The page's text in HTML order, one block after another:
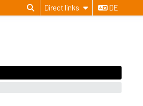
Direct links DE